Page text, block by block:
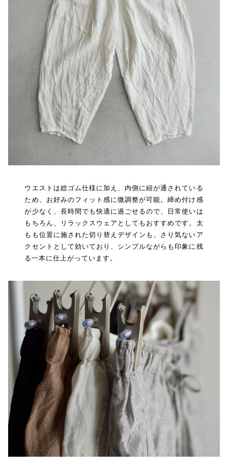
ウエストは総ゴム仕様に加え、内側に紐が通されている
ため、お好みのフィット感に微調整が可能。締め付け感
が少なく、長時間でも快適に過ごせるので、日常使いは
もちろん、リラックスウェアとしてもおすすめです。太
もも位置に施された切り替えデザインも、さり気ないア
クセントとして効いており、シンプルながらも印象に残
る一本に仕上がっています。